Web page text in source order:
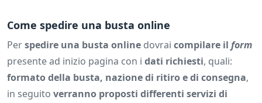
Come spedire una busta online
Perspedire una busta online dovrai compilare il form
presente ad inizio pagina con i dati richiesti, quali:
formato della busta, nazione di ritiro e di consegna,
in seguito verranno proposti differenti servizi di